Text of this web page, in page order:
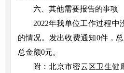
六、其他需要报告的事项
2022年我单位工作过程中
的情况。发出收费通知0件，
总金额0元。
附：北京市密云区卫生健